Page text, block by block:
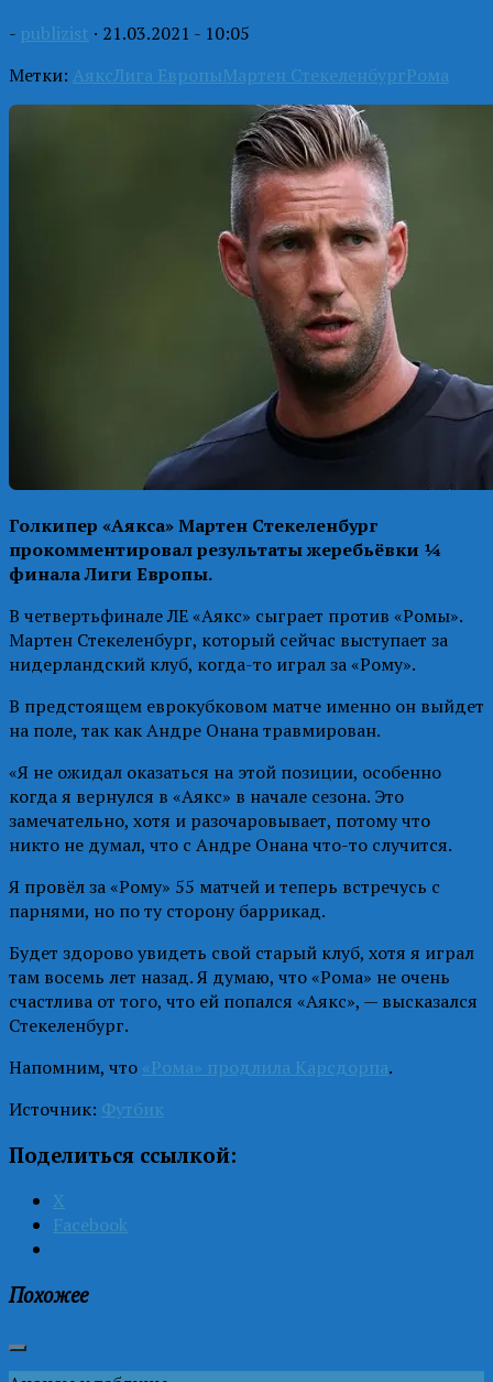
- publizist · 21.03.2021 - 10:05
Метки: АяксЛига ЕвропыМартен СтекеленбургРома
Голкипер «Аякса» Мартен Стекеленбург
прокомментировал результаты жеребьёвки ¼
финала Лиги Европы.
В четвертьфинале ЛЕ «Аякс» сыграет против «Ромы».
Мартен Стекеленбург, который сейчас выступает за
нидерландский клуб, когда-то играл за «Рому».
В предстоящем еврокубковом матче именно он выйдет
на поле, так как Андре Онана травмирован.
«Я не ожидал оказаться на этой позиции, особенно
когда я вернулся в «Аякс» в начале сезона. Это
замечательно, хотя и разочаровывает, потому что
никто не думал, что с Андре Онана что-то случится.
Я провёл за «Рому» 55 матчей и теперь встречусь с
парнями, но по ту сторону баррикад.
Будет здорово увидеть свой старый клуб, хотя я играл
там восемь лет назад. Я думаю, что «Рома» не очень
счастлива от того, что ей попался «Аякс», — высказался
Стекеленбург.
Напомним, что «Рома» продлила Карсдорпа.
Источник: Футбик
Поделиться ссылкой:
X
Facebook
Похожее